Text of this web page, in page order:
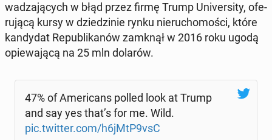
wa­dza­ją­cych w błąd przez firmę Trump Uni­ver­si­ty, ofe­
ru­ją­cą kursy w dzie­dzi­nie rynku nie­ru­cho­mo­ści, które
kan­dy­dat Re­pu­bli­ka­nów zamknął w 2016 roku ugodą
opie­wa­ją­cą na 25 mln dolarów.
47% of Ame­ri­cans polled look at Trump
and say yes that’s for me. Wild.
pic.twitter.com/h6jMtP9vsC